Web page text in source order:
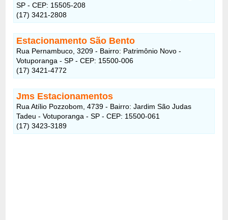
SP - CEP: 15505-208
(17) 3421-2808
Estacionamento São Bento
Rua Pernambuco, 3209 - Bairro: Patrimônio Novo -
Votuporanga - SP - CEP: 15500-006
(17) 3421-4772
Jms Estacionamentos
Rua Atílio Pozzobom, 4739 - Bairro: Jardim São Judas
Tadeu - Votuporanga - SP - CEP: 15500-061
(17) 3423-3189